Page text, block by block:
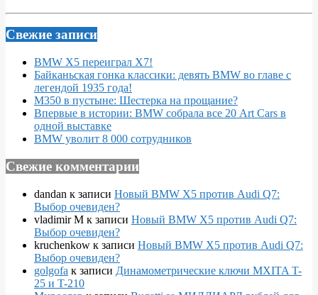
Свежие записи
BMW X5 переиграл X7!
Байканьская гонка классики: девять BMW во главе с
легендой 1935 года!
M350 в пустыне: Шестерка на прощание?
Впервые в истории: BMW собрала все 20 Art Cars в
одной выставке
BMW уволит 8 000 сотрудников
Свежие комментарии
dandan к записи Новый BMW X5 против Audi Q7:
Выбор очевиден?
vladimir M к записи Новый BMW X5 против Audi Q7:
Выбор очевиден?
kruchenkow к записи Новый BMW X5 против Audi Q7:
Выбор очевиден?
golgofa к записи Динамометрические ключи MXITA T-
25 и T-210